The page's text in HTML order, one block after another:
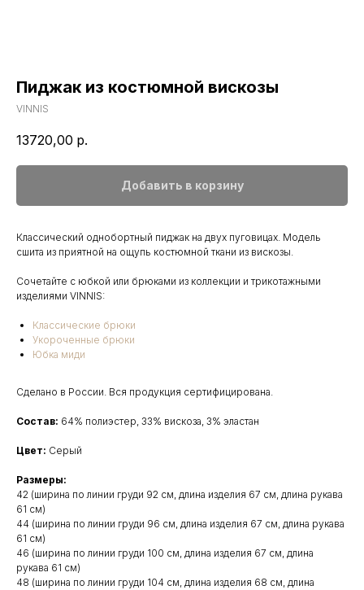
Пиджак из костюмной вискозы
VINNIS
13720,00 р.
Добавить в корзину
Классический однобортный пиджак на двух пуговицах. Модель
сшита из приятной на ощупь костюмной ткани из вискозы.
Сочетайте с юбкой или брюками из коллекции и трикотажными
изделиями VINNIS:
Классические брюки
Укороченные брюки
Юбка миди
Сделано в России. Вся продукция сертифицирована.
Состав: 64% полиэстер, 33% вискоза, 3% эластан
Цвет: Серый
Размеры:
42 (ширина по линии груди 92 см, длина изделия 67 см, длина рукава
61 см)
44 (ширина по линии груди 96 см, длина изделия 67 см, длина рукава
61 см)
46 (ширина по линии груди 100 см, длина изделия 67 см, длина
рукава 61 см)
48 (ширина по линии груди 104 см, длина изделия 68 см, длина